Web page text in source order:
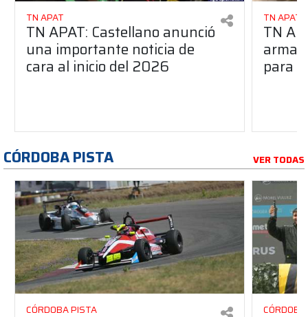
TN APAT
TN APAT: Castellano anunció
una importante noticia de
cara al inicio del 2026
TN APAT
TN
para
CÓRDOBA PISTA VER TODAS
CÓRDOBA PISTA